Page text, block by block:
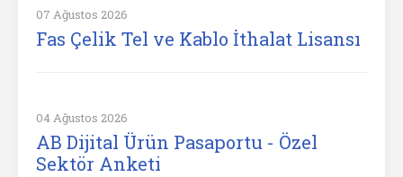
07 Ağustos 2026
Fas Çelik Tel ve Kablo İthalat Lisansı
04 Ağustos 2026
AB Dijital Ürün Pasaportu - Özel
Sektör Anketi